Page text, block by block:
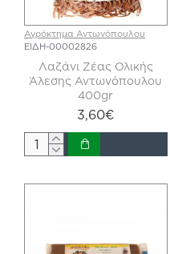
Αγρόκτημα Αντωνόπουλου
ΕΙΔΗ-00002826
Λαζάνι Ζέας Ολικής
Άλεσης Αντωνόπουλου
400gr
3,60€